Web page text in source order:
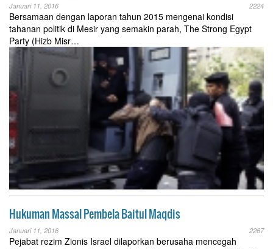
Januari 11, 2016 2224
Bersamaan dengan laporan tahun 2015 mengenai kondisi
tahanan politik di Mesir yang semakin parah, The Strong Egypt
Party (Hizb Misr…
Hukuman Massal Pembela Baitul Maqdis
Januari 11, 2016 2267
Pejabat rezim Zionis Israel dilaporkan berusaha mencegah